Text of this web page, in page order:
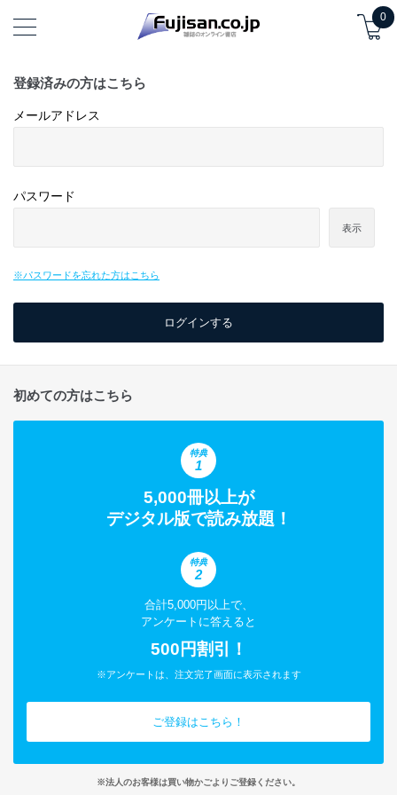
0
登録済みの方はこちら
メールアドレス
パスワード
表示
※パスワードを忘れた方はこちら
初めての方はこちら
特典
1
5,000冊以上が
デジタル版で読み放題！
特典
2
合計5,000円以上で、
アンケートに答えると
500円割引！
※アンケートは、注文完了画面に表示されます
ご登録はこちら！
※法人のお客様は買い物かごよりご登録ください。